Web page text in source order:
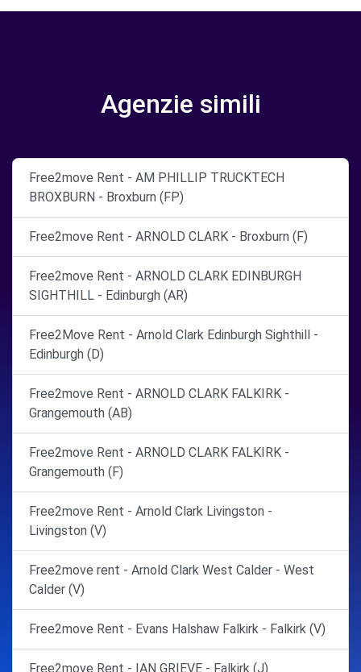
Agenzie simili
Free2move Rent - AM PHILLIP TRUCKTECH
BROXBURN - Broxburn (FP)
Free2move Rent - ARNOLD CLARK - Broxburn (F)
Free2move Rent - ARNOLD CLARK EDINBURGH
SIGHTHILL - Edinburgh (AR)
Free2Move Rent - Arnold Clark Edinburgh Sighthill -
Edinburgh (D)
Free2move Rent - ARNOLD CLARK FALKIRK -
Grangemouth (AB)
Free2move Rent - ARNOLD CLARK FALKIRK -
Grangemouth (F)
Free2move Rent - Arnold Clark Livingston -
Livingston (V)
Free2move rent - Arnold Clark West Calder - West
Calder (V)
Free2move Rent - Evans Halshaw Falkirk - Falkirk (V)
Free2move Rent - IAN GRIEVE - Falkirk (J)